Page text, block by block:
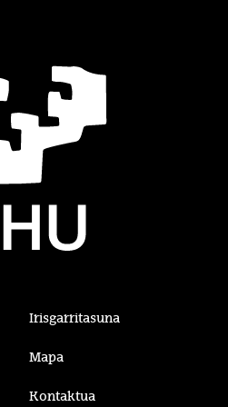
Irisgarritasuna
Mapa
Kontaktua